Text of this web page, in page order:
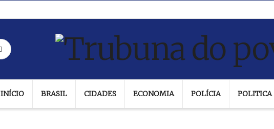
INÍCIO BRASIL CIDADES ECONOMIA POLÍCIA POLITICA